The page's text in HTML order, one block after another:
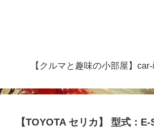
【クルマと趣味の小部屋】
【TOYOTA セリカ】 型式：E-